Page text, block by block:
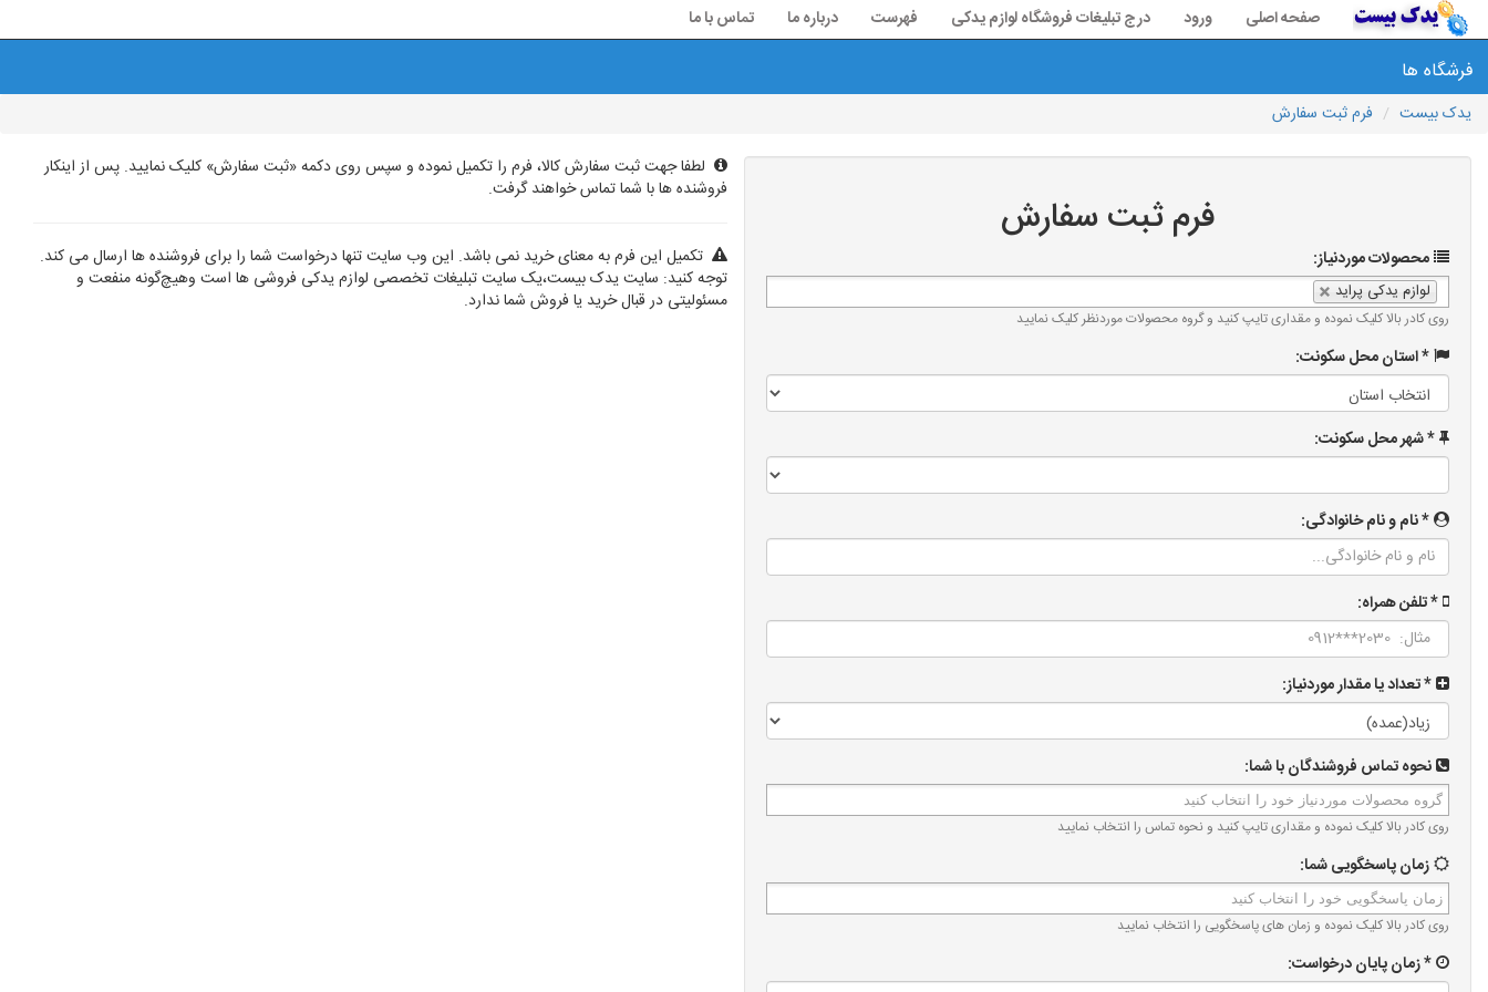
صفحه اصلی ورود درج تبلیغات فروشگاه لوازم یدکی فهرست درباره ما تماس با ما
فرشگاه ها
یدک بیست فرم ثبت سفارش
فرم ثبت سفارش
محصولات موردنیاز:
لوازم یدکی پراید
روی کادر بالا کلیک نموده و مقداری تایپ کنید و گروه محصولات موردنظر کلیک نمایید
* استان محل سکونت:
* شهر محل سکونت:
* نام و نام خانوادگی:
* تلفن همراه:
* تعداد یا مقدار موردنیاز:
نحوه تماس فروشندگان با شما:
روی کادر بالا کلیک نموده و مقداری تایپ کنید و نحوه تماس را انتخاب نمایید
زمان پاسخگویی شما:
روی کادر بالا کلیک نموده و زمان های پاسخگویی را انتخاب نمایید
* زمان پایان درخواست:
لطفا جهت ثبت سفارش کالا، فرم را تکمیل نموده و سپس روی دکمه «ثبت سفارش» کلیک نمایید. پس از اینکار
فروشنده ها با شما تماس خواهند گرفت.
تکمیل این فرم به معنای خرید نمی باشد. این وب سایت تنها درخواست شما را برای فروشنده ها ارسال می کند.
توجه کنید: سایت یدک بیست،یک سایت تبلیغات تخصصی لوازم یدکی فروشی ها است وهیچ‌گونه منفعت و
مسئولیتی در قبال خرید یا فروش شما ندارد.